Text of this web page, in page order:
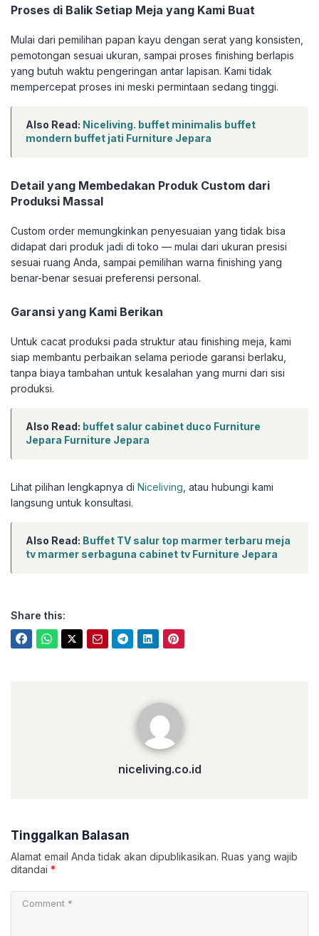
Proses di Balik Setiap Meja yang Kami Buat
Mulai dari pemilihan papan kayu dengan serat yang konsisten,
pemotongan sesuai ukuran, sampai proses finishing berlapis
yang butuh waktu pengeringan antar lapisan. Kami tidak
mempercepat proses ini meski permintaan sedang tinggi.
Also Read: Niceliving. buffet minimalis buffet
mondern buffet jati Furniture Jepara
Detail yang Membedakan Produk Custom dari
Produksi Massal
Custom order memungkinkan penyesuaian yang tidak bisa
didapat dari produk jadi di toko — mulai dari ukuran presisi
sesuai ruang Anda, sampai pemilihan warna finishing yang
benar-benar sesuai preferensi personal.
Garansi yang Kami Berikan
Untuk cacat produksi pada struktur atau finishing meja, kami
siap membantu perbaikan selama periode garansi berlaku,
tanpa biaya tambahan untuk kesalahan yang murni dari sisi
produksi.
Also Read: buffet salur cabinet duco Furniture
Jepara Furniture Jepara
Lihat pilihan lengkapnya di Niceliving , atau hubungi kami
langsung untuk konsultasi.
Also Read: Buffet TV salur top marmer terbaru meja
tv marmer serbaguna cabinet tv Furniture Jepara
Share this:
niceliving.co.id
Tinggalkan Balasan
Alamat email Anda tidak akan dipublikasikan. Ruas yang wajib
ditandai *